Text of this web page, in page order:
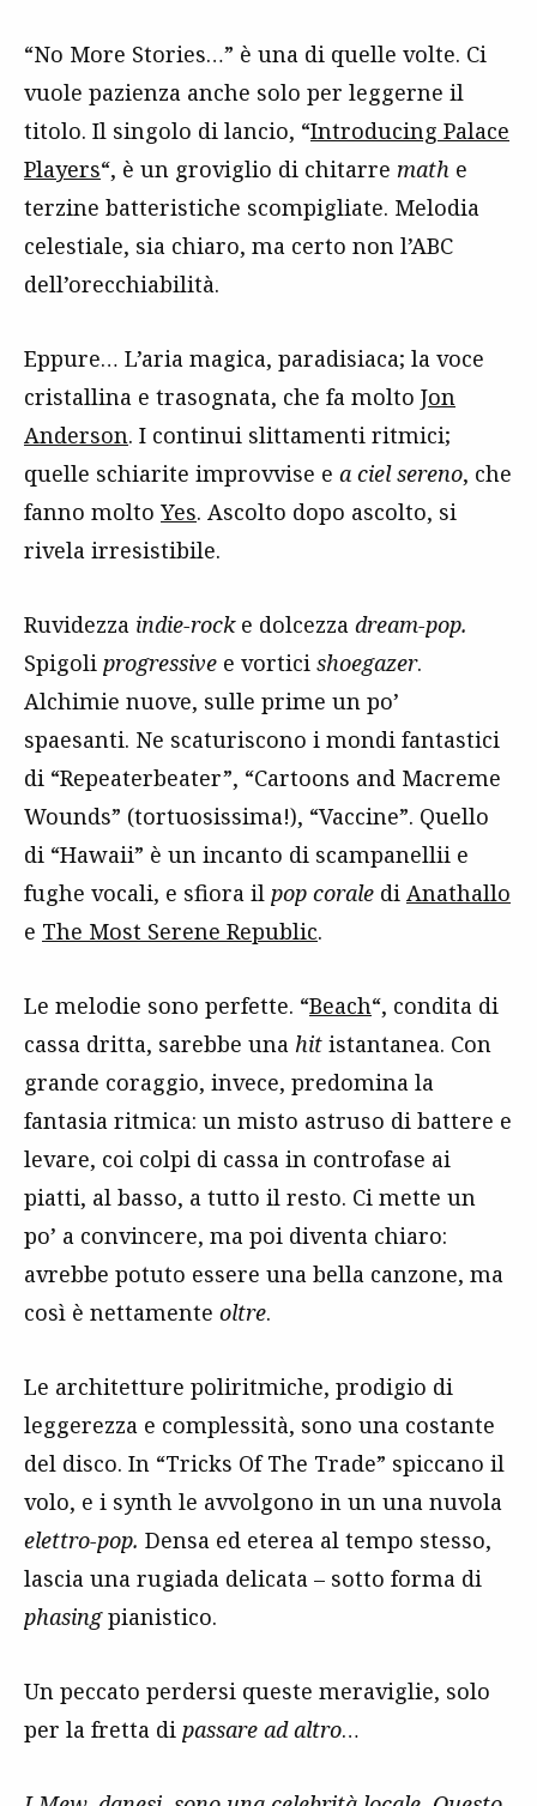
“No More Stories…” è una di quelle volte. Ci
vuole pazienza anche solo per leggerne il
titolo. Il singolo di lancio, “Introducing Palace
Players“, è un groviglio di chitarre math e
terzine batteristiche scompigliate. Melodia
celestiale, sia chiaro, ma certo non l’ABC
dell’orecchiabilità.
Eppure… L’aria magica, paradisiaca; la voce
cristallina e trasognata, che fa molto Jon
Anderson. I continui slittamenti ritmici;
quelle schiarite improvvise e a ciel sereno, che
fanno molto Yes. Ascolto dopo ascolto, si
rivela irresistibile.
Ruvidezza indie-rocke dolcezza dream-pop.
Spigoli progressive e vortici shoegazer.
Alchimie nuove, sulle prime un po’
spaesanti. Ne scaturiscono i mondi fantastici
di “Repeaterbeater”, “Cartoons and Macreme
Wounds” (tortuosissima!), “Vaccine”. Quello
di “Hawaii” è un incanto di scampanellii e
fughe vocali, e sfiora il pop corale di Anathallo
e The Most Serene Republic.
Le melodie sono perfette. “Beach“, condita di
cassa dritta, sarebbe una hit istantanea. Con
grande coraggio, invece, predomina la
fantasia ritmica: un misto astruso di battere e
levare, coi colpi di cassa in controfase ai
piatti, al basso, a tutto il resto. Ci mette un
po’ a convincere, ma poi diventa chiaro:
avrebbe potuto essere una bella canzone, ma
così è nettamente oltre.
Le architetture poliritmiche, prodigio di
leggerezza e complessità, sono una costante
del disco. In “Tricks Of The Trade” spiccano il
volo, e i synth le avvolgono in un una nuvola
elettro-pop. Densa ed eterea al tempo stesso,
lascia una rugiada delicata – sotto forma di
phasingpianistico.
Un peccato perdersi queste meraviglie, solo
per la fretta di passare ad altro…